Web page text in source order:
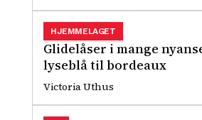
Glidelåser i mange
lyseblå til bordeaux
HJEMMELAGET
Victoria Uthus